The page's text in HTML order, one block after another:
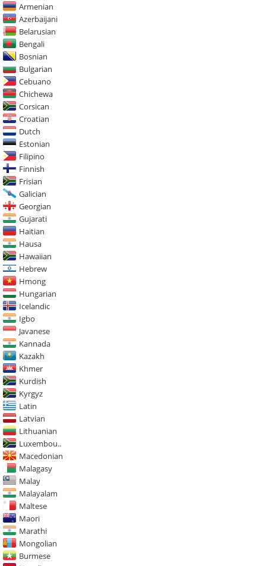
Armenian
Azerbaijani
Belarusian
Bengali
Bosnian
Bulgarian
Cebuano
Chichewa
Corsican
Croatian
Dutch
Estonian
Filipino
Finnish
Frisian
Galician
Georgian
Gujarati
Haitian
Hausa
Hawaiian
Hebrew
Hmong
Hungarian
Icelandic
Igbo
Javanese
Kannada
Kazakh
Khmer
Kurdish
Kyrgyz
Latin
Latvian
Lithuanian
Luxembou..
Macedonian
Malagasy
Malay
Malayalam
Maltese
Maori
Marathi
Mongolian
Burmese